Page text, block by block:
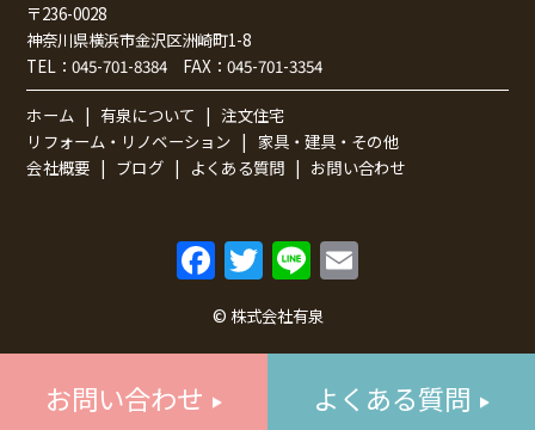
お問い合わせ よくある質問
〒236-0028
神奈川県横浜市金沢区洲崎町1-8
TEL：045-701-8384 FAX：045-701-3354
ホーム 有泉について
注文住宅
リフォーム・リノベーション
家具・建具・その他
会社概要
ブログ よくある質問 お問い合わせ
F
a
c
T
w
itt
Li
n
e
l
© 株式会社有泉